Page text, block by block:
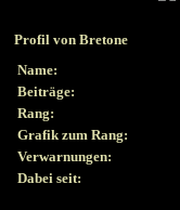
Profil von Bretone
Name:
Beiträge:
Rang:
Grafik zum Rang:
Verwarnungen:
Dabei seit: